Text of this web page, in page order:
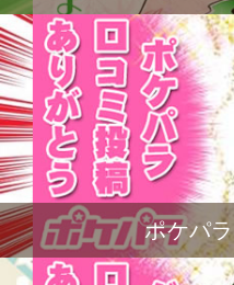
ポケパ